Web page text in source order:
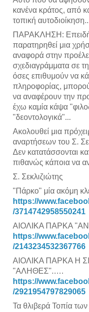
κανένα κράτος, από
τοπική
ΠΑΡΑΚΛΗΣΗ: Επειδή
παρατηρηθεί μια
αναφορά στην
σχεδιαγράμματα σε
όσες επιθυμούν να
πληροφορίας,
να αναφέρουν την
έχω καμία κάψα
"δεοντολογικά"...
Ακολουθεί μια
αναρτήσεων του Σ.
Δεν κατατάσσονται
πιθανώς κάποια να
Σ. Σεκλιζιώτης
"Πάρκο" μία ακόμη
https://
/3714742958550241
ΑΙΟΛΙΚΑ ΠΑΡΚΑ
https://
/2143234532367766
ΑΙΟΛΙΚΑ ΠΑΡΚΑ Η
"ΑΛΗΘΕΣ".….
https://
/2921954797829065
Τα θλιβερά Τοπία των